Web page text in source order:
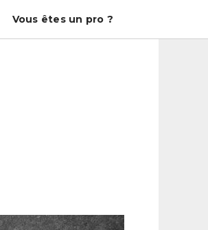
Vous êtes un pro ?